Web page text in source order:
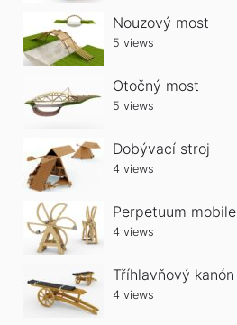
Nouzový most
5 views
Otočný most
5 views
Dobývací stroj
4 views
Perpetuum mobile
4 views
Tříhlavňový kanón
4 views